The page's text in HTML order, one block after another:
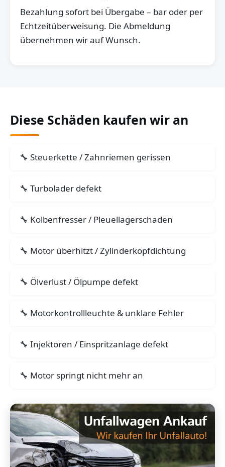
Bezahlung sofort bei Übergabe – bar oder per
Echtzeitüberweisung. Die Abmeldung
übernehmen wir auf Wunsch.
Diese Schäden kaufen wir an
Steuerkette / Zahnriemen gerissen
Turbolader defekt
Kolbenfresser / Pleuellagerschaden
Motor überhitzt / Zylinderkopfdichtung
Ölverlust / Ölpumpe defekt
Motorkontrollleuchte & unklare Fehler
Injektoren / Einspritzanlage defekt
Motor springt nicht mehr an